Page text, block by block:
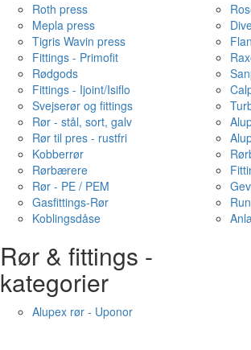
Roth press
Mepla press
Tigris Wavin press
Fittings - Primofit
Rødgods
Fittings - Ijoint/Isiflo
Svejserør og fittings
Rør - stål, sort, galv
Rør til pres - rustfri
Kobberrør
Rørbærere
Rør - PE / PEM
Gasfittings-Rør
Koblingsdåse
Rør & fittings -
kategorier
Alupex rør - Uponor